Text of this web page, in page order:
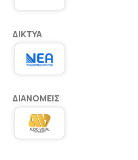
ΔΊΚΤΥΑ
ΔΙΑΝΟΜΕΊΣ